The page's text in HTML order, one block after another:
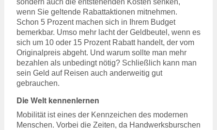
sondern auch die entstehenden Kosten senken,
wenn Sie geltende Rabattaktionen mitnehmen.
Schon 5 Prozent machen sich in Ihrem Budget
bemerkbar. Umso mehr lacht der Geldbeutel, wenn es
sich um 10 oder 15 Prozent Rabatt handelt, der vom
Originalpreis abgeht. Und warum sollte man mehr
bezahlen als unbedingt nötig? Schließlich kann man
sein Geld auf Reisen auch anderweitig gut
gebrauchen.
Die Welt kennenlernen
Mobilität ist eines der Kennzeichen des modernen
Menschen. Vorbei die Zeiten, da Handwerksburschen